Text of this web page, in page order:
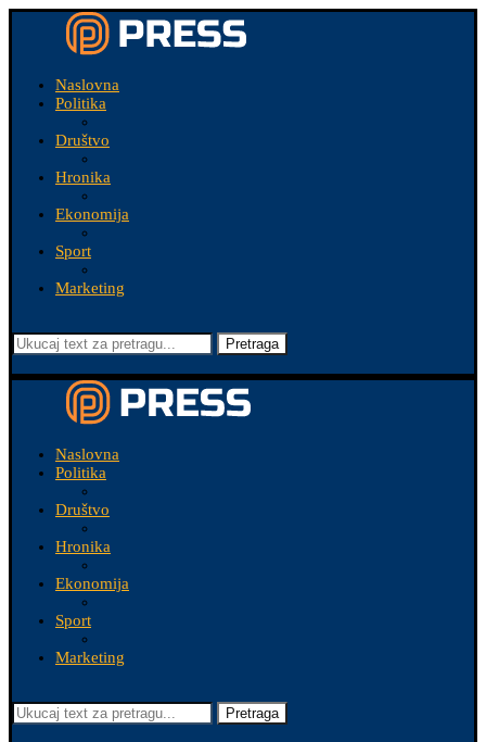
Naslovna
Politika
Društvo
Hronika
Ekonomija
Sport
Marketing
Pretraga
Naslovna
Politika
Društvo
Hronika
Ekonomija
Sport
Marketing
Pretraga